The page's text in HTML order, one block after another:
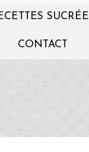
CONTACT